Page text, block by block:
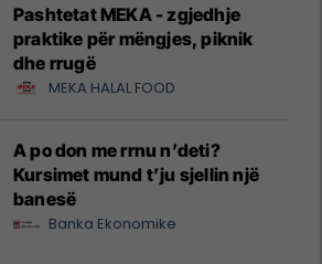
Pashtetat MEKA - zgjedhje
praktike për mëngjes, piknik
dhe rrugë
MEKA HALAL FOOD
A po don me rrnu n’deti?
Kursimet mund t’ju sjellin një
banesë
Banka Ekonomike